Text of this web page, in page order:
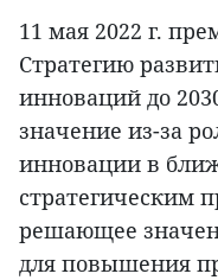
11 мая 2022 г.
Стратегию
инноваций до
значение из-за
инновации в
стратегическим
решающее
для повышения